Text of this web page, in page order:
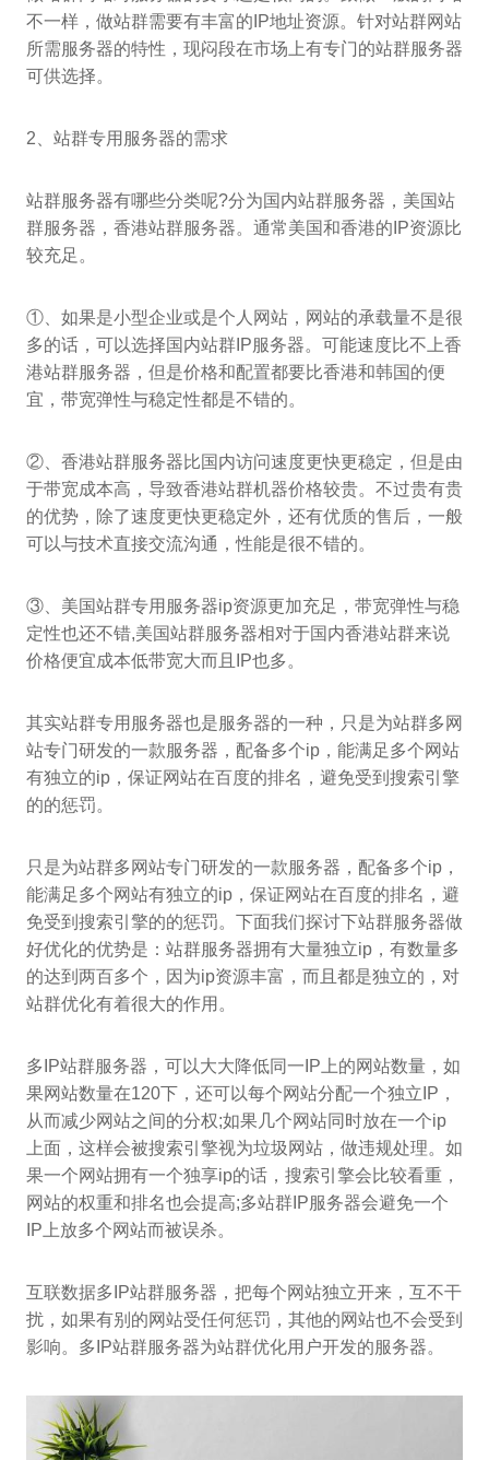
不一样，做站群需要有丰富的IP地址资源。针对站群网站
所需服务器的特性，现闷段在市场上有专门的站群服务器
可供选择。
2、站群专用服务器的需求
站群服务器有哪些分类呢?分为国内站群服务器，美国站
群服务器，香港站群服务器。通常美国和香港的IP资源比
较充足。
①、如果是小型企业或是个人网站，网站的承载量不是很
多的话，可以选择国内站群IP服务器。可能速度比不上香
港站群服务器，但是价格和配置都要比香港和韩国的便
宜，带宽弹性与稳定性都是不错的。
②、香港站群服务器比国内访问速度更快更稳定，但是由
于带宽成本高，导致香港站群机器价格较贵。不过贵有贵
的优势，除了速度更快更稳定外，还有优质的售后，一般
可以与技术直接交流沟通，性能是很不错的。
③、美国站群专用服务器ip资源更加充足，带宽弹性与稳
定性也还不错,美国站群服务器相对于国内香港站群来说
价格便宜成本低带宽大而且IP也多。
其实站群专用服务器也是服务器的一种，只是为站群多网
站专门研发的一款服务器，配备多个ip，能满足多个网站
有独立的ip，保证网站在百度的排名，避免受到搜索引擎
的的惩罚。
只是为站群多网站专门研发的一款服务器，配备多个ip，
能满足多个网站有独立的ip，保证网站在百度的排名，避
免受到搜索引擎的的惩罚。下面我们探讨下站群服务器做
好优化的优势是：站群服务器拥有大量独立ip，有数量多
的达到两百多个，因为ip资源丰富，而且都是独立的，对
站群优化有着很大的作用。
多IP站群服务器，可以大大降低同一IP上的网站数量，如
果网站数量在120下，还可以每个网站分配一个独立IP，
从而减少网站之间的分权;如果几个网站同时放在一个ip
上面，这样会被搜索引擎视为垃圾网站，做违规处理。如
果一个网站拥有一个独享ip的话，搜索引擎会比较看重，
网站的权重和排名也会提高;多站群IP服务器会避免一个
IP上放多个网站而被误杀。
互联数据多IP站群服务器，把每个网站独立开来，互不干
扰，如果有别的网站受任何惩罚，其他的网站也不会受到
影响。多IP站群服务器为站群优化用户开发的服务器。